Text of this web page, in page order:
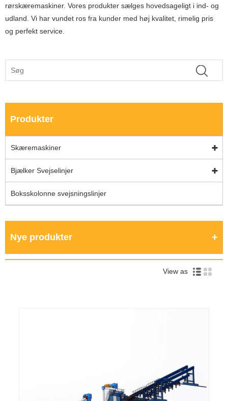
rørskæremaskiner. Vores produkter sælges hovedsageligt i ind- og
udland. Vi har vundet ros fra kunder med høj kvalitet, rimelig pris
og perfekt service.
Produkter
Skæremaskiner
Bjælker Svejselinjer
Boksskolonne svejsningslinjer
Nye produkter
View as